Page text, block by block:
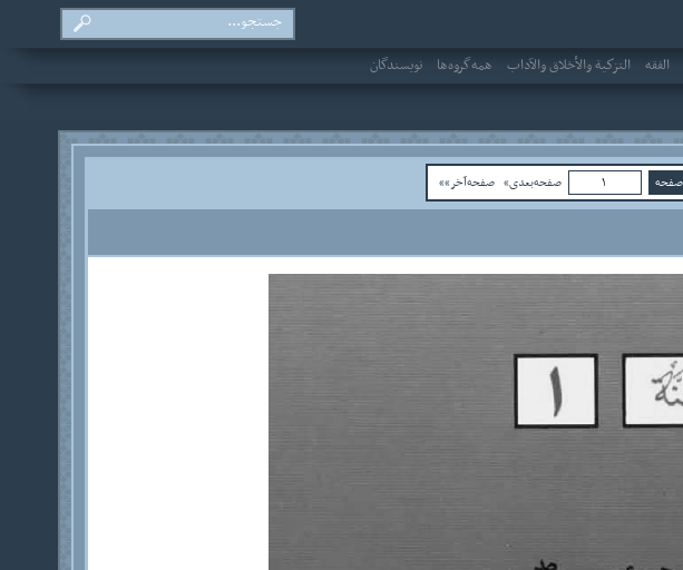
الفقه التزكية والأخلاق والآداب همه‌گروه‌ها
نویسندگان
صفحه‌بعدی» صفحه‌آخر»»